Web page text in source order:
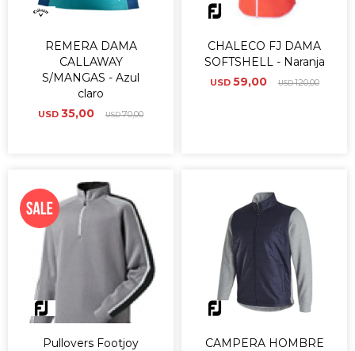
REMERA DAMA
CALLAWAY
S/MANGAS - Azul
claro
USD 35,00 USD70,00
CHALECO FJ DAMA
SOFTSHELL - Naranja
USD 59,00 USD120,00
Pullovers Footjoy
CAMPERA HOMBRE